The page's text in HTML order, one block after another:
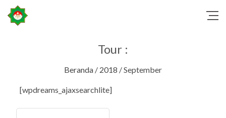
Tour :
Beranda / 2018 / September
[wpdreams_ajaxsearchlite]